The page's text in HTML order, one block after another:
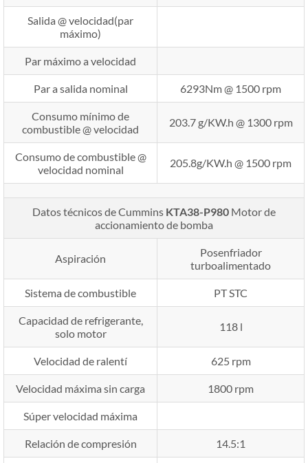
Salida @ velocidad(par
máximo)
Par máximo a velocidad
Par a salida nominal 6293Nm @ 1500 rpm
Consumo mínimo de
combustible @ velocidad
203.7 g/KW.h @ 1300 rpm
Consumo de combustible @
velocidad nominal
205.8g/KW.h @ 1500 rpm
Datos técnicos de Cummins KTA38-P980 Motor de
accionamiento de bomba
Aspiración
Posenfriador
turboalimentado
Sistema de combustible PT STC
Capacidad de refrigerante,
solo motor
118 l
Velocidad de ralentí 625 rpm
Velocidad máxima sin carga 1800 rpm
Súper velocidad máxima
Relación de compresión 14.5:1